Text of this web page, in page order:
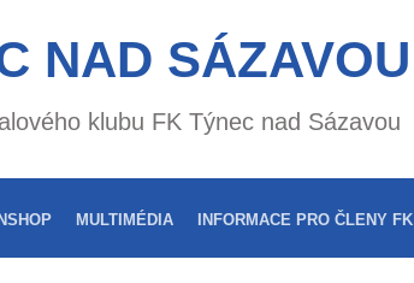
NAD SÁZAVOU
klubu FK Týnec nad Sázavou
MULTIMÉDIA INFORMACE PRO ČLENY FK